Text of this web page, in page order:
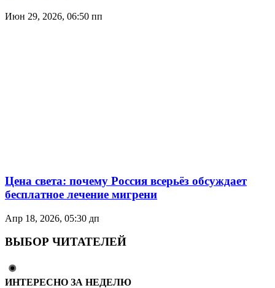
Июн 29, 2026, 06:50 пп
Цена света: почему Россия всерьёз обсуждает
бесплатное лечение мигрени
Апр 18, 2026, 05:30 дп
ВЫБОР ЧИТАТЕЛЕЙ
ИНТЕРЕСНО ЗА НЕДЕЛЮ